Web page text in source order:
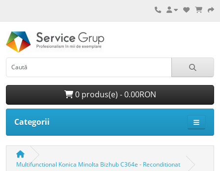
0 produs(e) - 0.00RON
Categorii
Multifunctional Konica Minolta Bizhub C364e - Reconditionat